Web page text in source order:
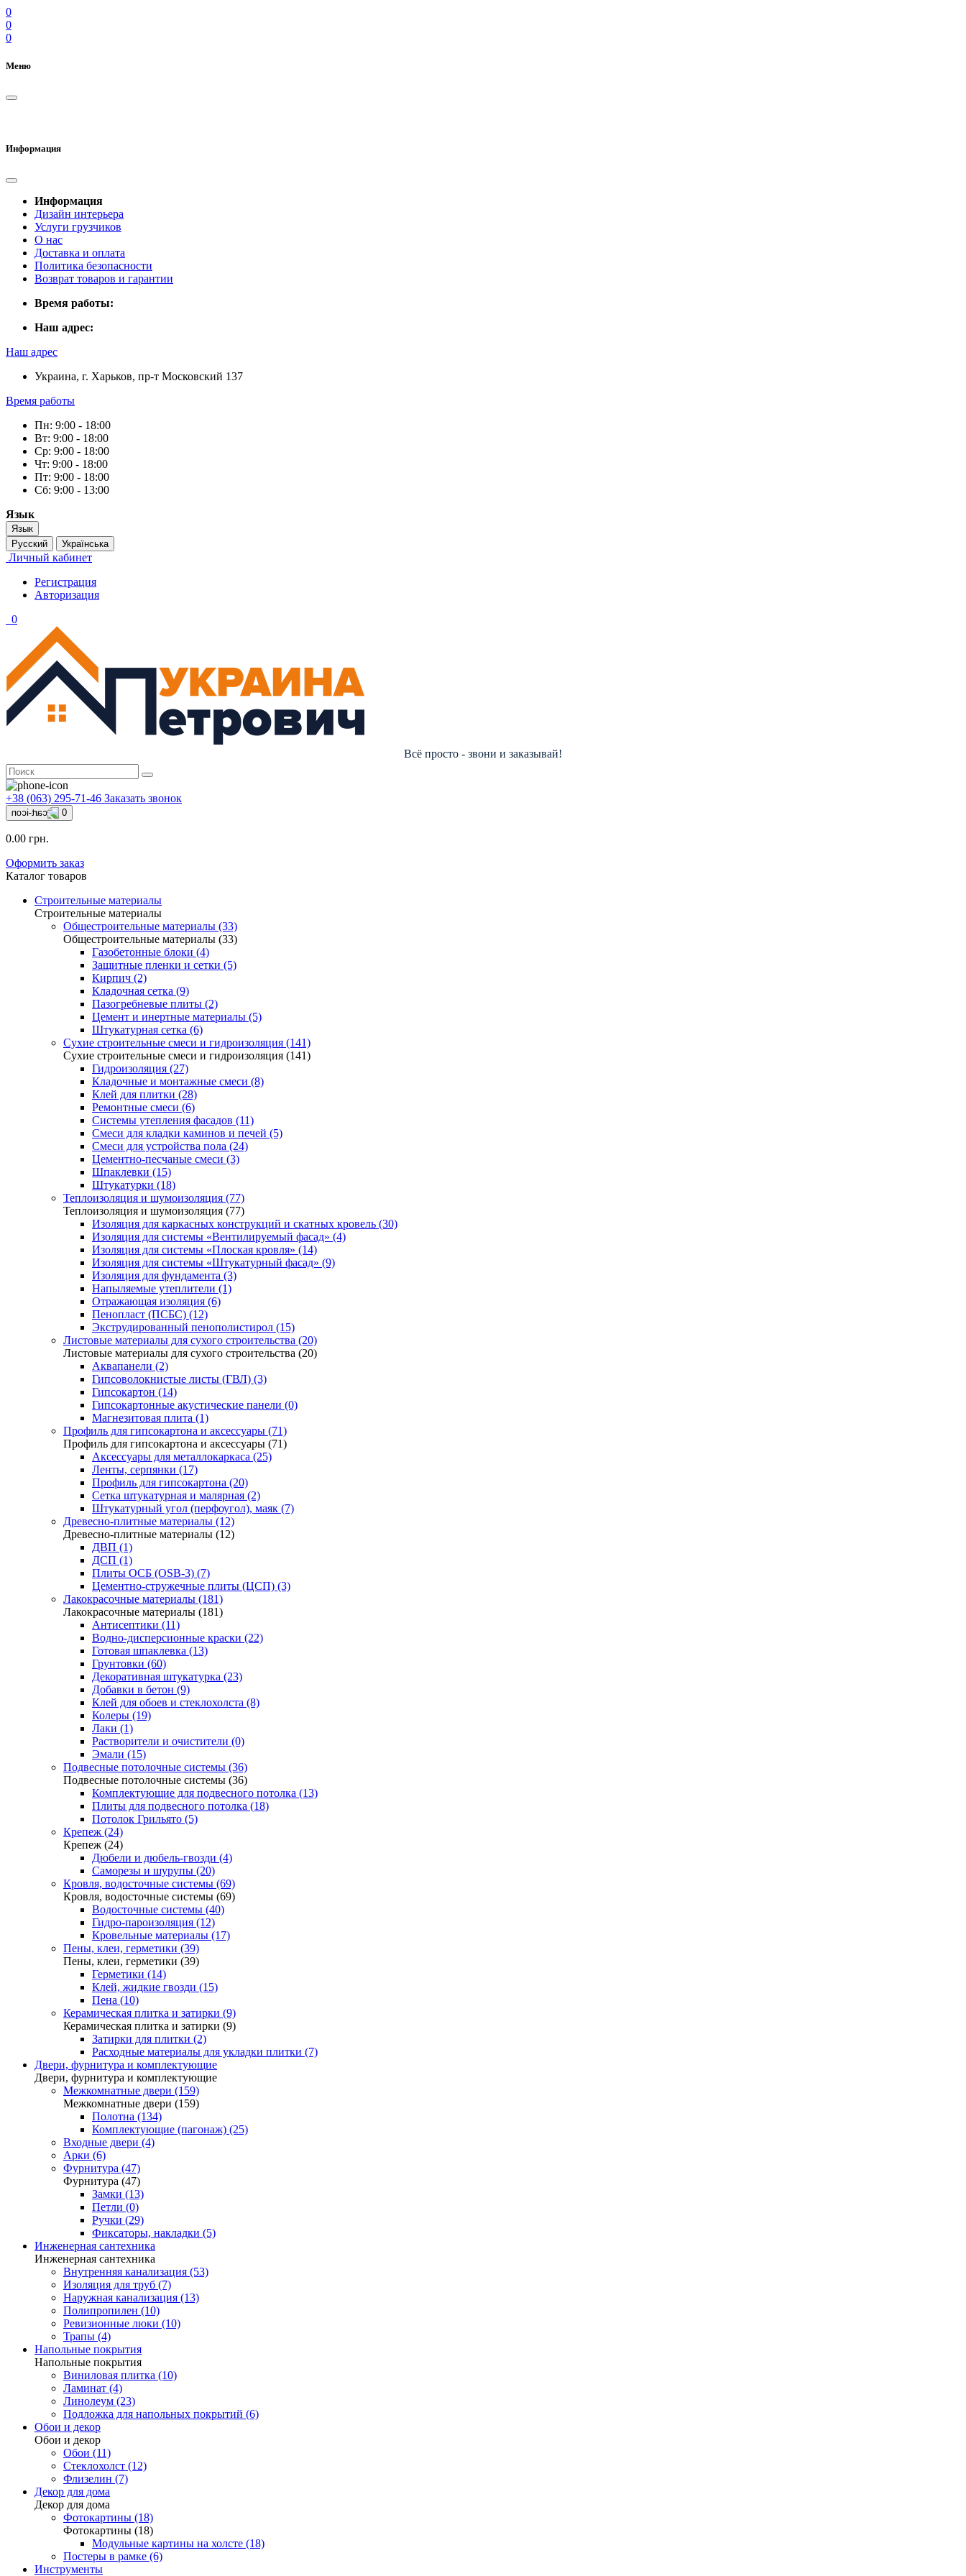
0
0
0
Меню
Информация
Информация
Дизайн интерьера
Услуги грузчиков
О нас
Доставка и оплата
Политика безопасности
Возврат товаров и гарантии
Время работы:
Наш адрес:
Наш адрес
Украина, г. Харьков, пр-т Московский 137
Время работы
Пн: 9:00 - 18:00
Вт: 9:00 - 18:00
Ср: 9:00 - 18:00
Чт: 9:00 - 18:00
Пт: 9:00 - 18:00
Сб: 9:00 - 13:00
Язык
Язык
Русский
Українська
Личный кабинет
Регистрация
Авторизация
0
Всё просто - звони и заказывай!
+38 (063) 295-71-46 Заказать звонок
0
0.00 грн.
Оформить заказ
Каталог товаров
Строительные материалы
Строительные материалы
Общестроительные материалы (33)
Общестроительные материалы (33)
Газобетонные блоки (4)
Защитные пленки и сетки (5)
Кирпич (2)
Кладочная сетка (9)
Пазогребневые плиты (2)
Цемент и инертные материалы (5)
Штукатурная сетка (6)
Сухие строительные смеси и гидроизоляция (141)
Сухие строительные смеси и гидроизоляция (141)
Гидроизоляция (27)
Кладочные и монтажные смеси (8)
Клей для плитки (28)
Ремонтные смеси (6)
Системы утепления фасадов (11)
Смеси для кладки каминов и печей (5)
Смеси для устройства пола (24)
Цементно-песчаные смеси (3)
Шпаклевки (15)
Штукатурки (18)
Теплоизоляция и шумоизоляция (77)
Теплоизоляция и шумоизоляция (77)
Изоляция для каркасных конструкций и скатных кровель (30)
Изоляция для системы «Вентилируемый фасад» (4)
Изоляция для системы «Плоская кровля» (14)
Изоляция для системы «Штукатурный фасад» (9)
Изоляция для фундамента (3)
Напыляемые утеплители (1)
Отражающая изоляция (6)
Пенопласт (ПСБС) (12)
Экструдированный пенополистирол (15)
Листовые материалы для сухого строительства (20)
Листовые материалы для сухого строительства (20)
Аквапанели (2)
Гипсоволокнистые листы (ГВЛ) (3)
Гипсокартон (14)
Гипсокартонные акустические панели (0)
Магнезитовая плита (1)
Профиль для гипсокартона и аксессуары (71)
Профиль для гипсокартона и аксессуары (71)
Аксессуары для металлокаркаса (25)
Ленты, серпянки (17)
Профиль для гипсокартона (20)
Сетка штукатурная и малярная (2)
Штукатурный угол (перфоугол), маяк (7)
Древесно-плитные материалы (12)
Древесно-плитные материалы (12)
ДВП (1)
ДСП (1)
Плиты ОСБ (OSB-3) (7)
Цементно-стружечные плиты (ЦСП) (3)
Лакокрасочные материалы (181)
Лакокрасочные материалы (181)
Антисептики (11)
Водно-дисперсионные краски (22)
Готовая шпаклевка (13)
Грунтовки (60)
Декоративная штукатурка (23)
Добавки в бетон (9)
Клей для обоев и стеклохолста (8)
Колеры (19)
Лаки (1)
Растворители и очистители (0)
Эмали (15)
Подвесные потолочные системы (36)
Подвесные потолочные системы (36)
Комплектующие для подвесного потолка (13)
Плиты для подвесного потолка (18)
Потолок Грильято (5)
Крепеж (24)
Крепеж (24)
Дюбели и дюбель-гвозди (4)
Саморезы и шурупы (20)
Кровля, водосточные системы (69)
Кровля, водосточные системы (69)
Водосточные системы (40)
Гидро-пароизоляция (12)
Кровельные материалы (17)
Пены, клеи, герметики (39)
Пены, клеи, герметики (39)
Герметики (14)
Клей, жидкие гвозди (15)
Пена (10)
Керамическая плитка и затирки (9)
Керамическая плитка и затирки (9)
Затирки для плитки (2)
Расходные материалы для укладки плитки (7)
Двери, фурнитура и комплектующие
Двери, фурнитура и комплектующие
Межкомнатные двери (159)
Межкомнатные двери (159)
Полотна (134)
Комплектующие (пагонаж) (25)
Входные двери (4)
Арки (6)
Фурнитура (47)
Фурнитура (47)
Замки (13)
Петли (0)
Ручки (29)
Фиксаторы, накладки (5)
Инженерная сантехника
Инженерная сантехника
Внутренняя канализация (53)
Изоляция для труб (7)
Наружная канализация (13)
Полипропилен (10)
Ревизионные люки (10)
Трапы (4)
Напольные покрытия
Напольные покрытия
Виниловая плитка (10)
Ламинат (4)
Линолеум (23)
Подложка для напольных покрытий (6)
Обои и декор
Обои и декор
Обои (11)
Стеклохолст (12)
Флизелин (7)
Декор для дома
Декор для дома
Фотокартины (18)
Фотокартины (18)
Модульные картины на холсте (18)
Постеры в рамке (6)
Инструменты